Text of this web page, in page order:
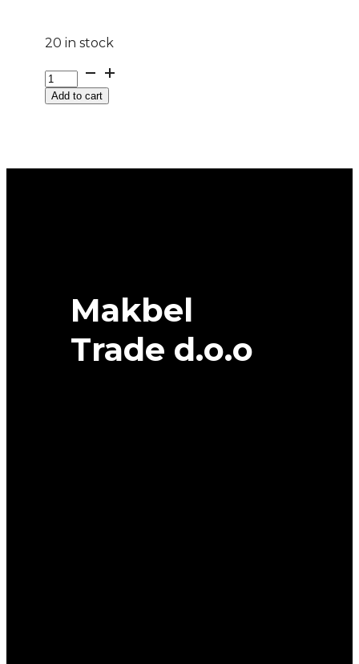
20 in stock
255/40R20
RAINSPORT-
5Add to cart
Makbel
Trade d.o.o